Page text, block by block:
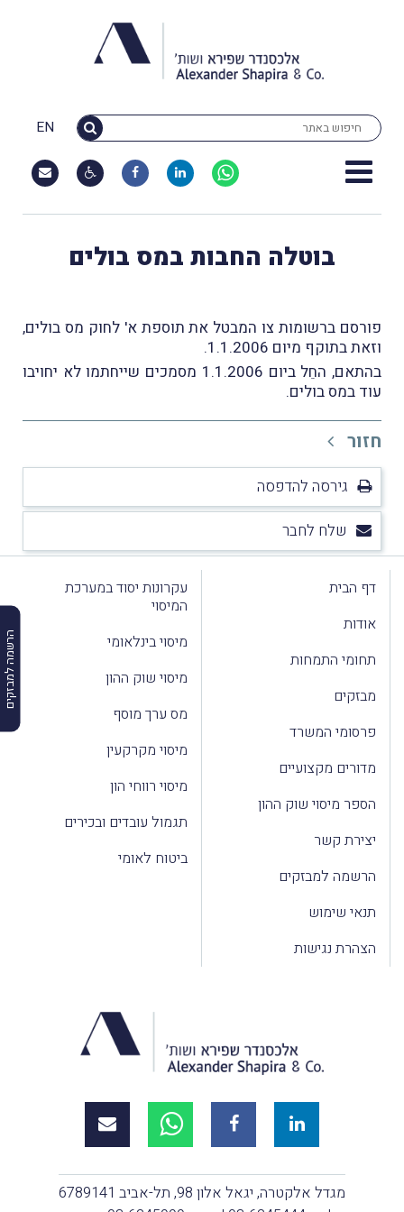
EN
הרשמה למבזקים
בוטלה החבות במס בולים
פורסם ברשומות צו המבטל את תוספת א' לחוק מס בולים,
וזאת בתוקף מיום 1.1.2006.
בהתאם, החֵל ביום 1.1.2006 מסמכים שייחתמו לא יחויבו
עוד במס בולים.
חזור
גירסה להדפסה
שלח לחבר
דף הבית
אודות
תחומי התמחות
מבזקים
פרסומי המשרד
מדורים מקצועיים
הספר מיסוי שוק ההון
יצירת קשר
הרשמה למבזקים
תנאי שימוש
הצהרת נגישות
עקרונות יסוד במערכת
המיסוי
מיסוי בינלאומי
מיסוי שוק ההון
מס ערך מוסף
מיסוי מקרקעין
מיסוי רווחי הון
תגמול עובדים ובכירים
ביטוח לאומי
מגדל אלקטרה, יגאל אלון 98, תל-אביב 6789141